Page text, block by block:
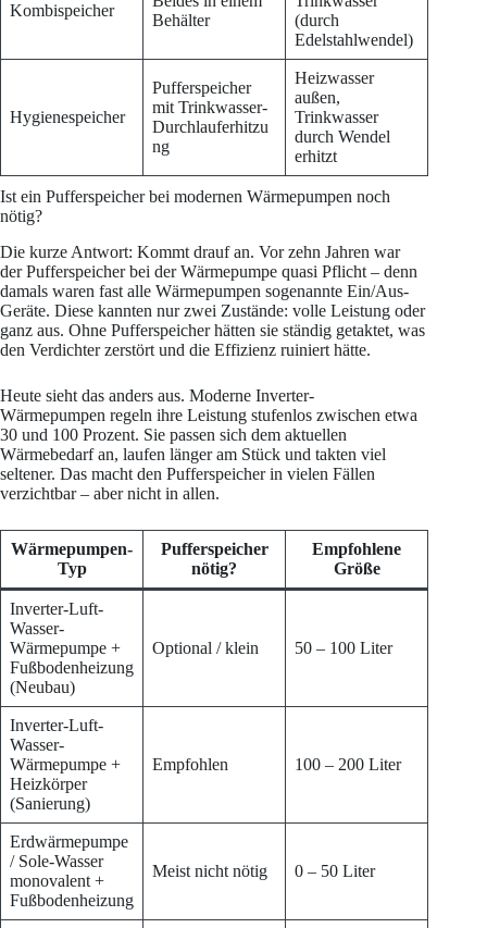
Kombispeicher
Behälter
(durch
Edelstahlwendel)
Hygienespeicher
Pufferspeicher
mit Trinkwasser-
Durchlauferhitzu
ng
Heizwasser
außen,
Trinkwasser
durch Wendel
erhitzt
Ist ein Pufferspeicher bei modernen Wärmepumpen noch
nötig?
Die kurze Antwort: Kommt drauf an. Vor zehn Jahren war
der Pufferspeicher bei der Wärmepumpe quasi Pflicht – denn
damals waren fast alle Wärmepumpen sogenannte Ein/Aus-
Geräte. Diese kannten nur zwei Zustände: volle Leistung oder
ganz aus. Ohne Pufferspeicher hätten sie ständig getaktet, was
den Verdichter zerstört und die Effizienz ruiniert hätte.
Heute sieht das anders aus. Moderne Inverter-
Wärmepumpen regeln ihre Leistung stufenlos zwischen etwa
30 und 100 Prozent. Sie passen sich dem aktuellen
Wärmebedarf an, laufen länger am Stück und takten viel
seltener. Das macht den Pufferspeicher in vielen Fällen
verzichtbar – aber nicht in allen.
Wärmepumpen-
Typ
Pufferspeicher
nötig?
Empfohlene
Größe
Inverter-Luft-
Wasser-
Wärmepumpe +
Fußbodenheizung
(Neubau)
Optional / klein 50 – 100 Liter
Inverter-Luft-
Wasser-
Wärmepumpe +
Heizkörper
(Sanierung)
Empfohlen 100 – 200 Liter
Erdwärmepumpe
/ Sole-Wasser
monovalent +
Fußbodenheizung
Meist nicht nötig 0 – 50 Liter